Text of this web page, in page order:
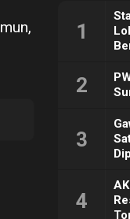
1
2
3
4